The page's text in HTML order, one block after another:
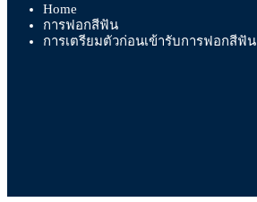
Home
การฟอกสีฟัน
การเตรียมตัวก่อนเข้ารับการฟอกสีฟัน